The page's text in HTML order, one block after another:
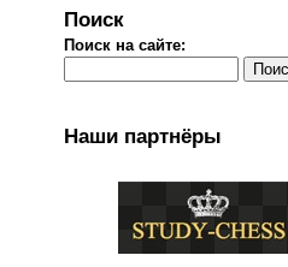
Поиск
Поиск на сайте:
Наши партнёры